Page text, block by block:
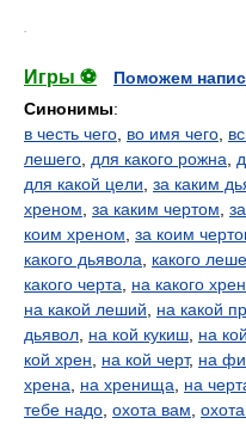
Игры ⚽
Поможем
Синонимы:
в честь чего во имя чего
лешего для какого рожна
для какой цели за каким
хреном за каким чертом
коим хреном за коим
какого дьявола
какого
какого черта
на какого
на какой леший
на какой
дьявол на кой кукиш на
кой хрен
на кой черт, на
хрена
на хренища на
тебе надо охота вам